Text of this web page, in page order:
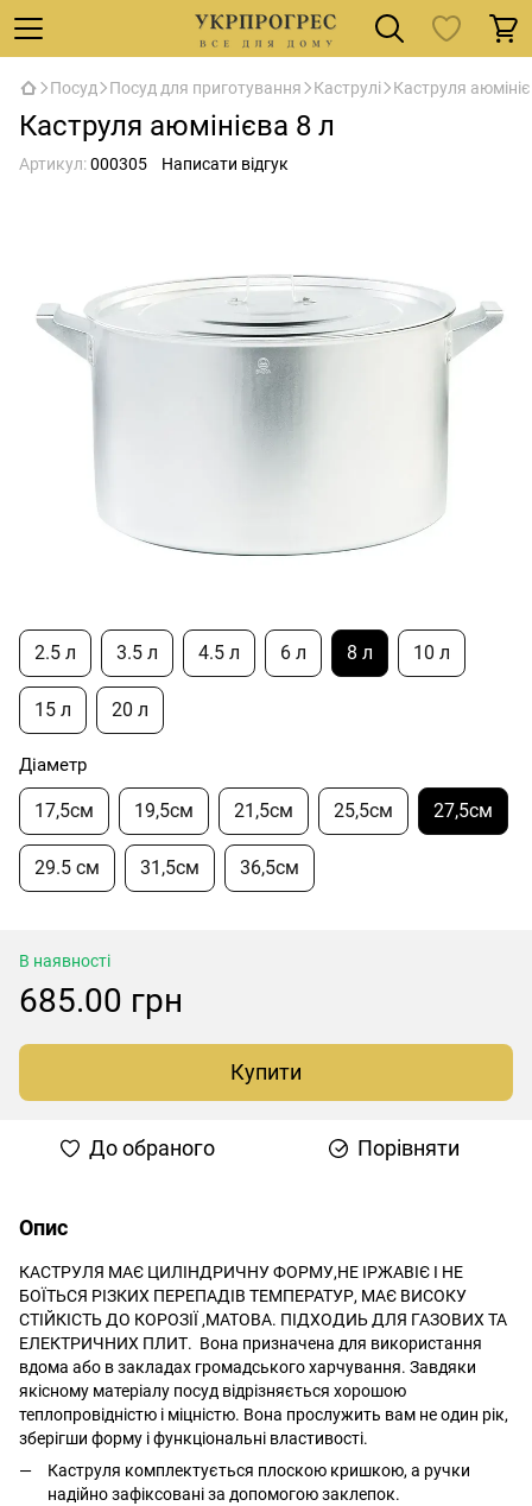
Посуд Посуд для приготування Каструлі Каструля
Каструля аюмінієва 8 л
Артикул:000305 Написати відгук
2.5 л 3.5 л 4.5 л 6 л 8 л 10 л
15 л 20 л
Діаметр
17,5см 19,5см 21,5см 25,5см 27,5см
29.5 см 31,5см 36,5см
В наявності
685.00 грн
Купити
До обраного Порівняти
Опис
КАСТРУЛЯ МАЄ ЦИЛІНДРИЧНУ ФОРМУ,НЕ ІРЖАВІЄ І НЕ
БОЇТЬСЯ РІЗКИХ ПЕРЕПАДІВ ТЕМПЕРАТУР, МАЄ ВИСОКУ
СТІЙКІСТЬ ДО КОРОЗІЇ ,МАТОВА. ПІДХОДИЬ ДЛЯ ГАЗОВИХ ТА
ЕЛЕКТРИЧНИХ ПЛИТ. Вона призначена для використання
вдома або в закладах громадського харчування. Завдяки
якісному матеріалу посуд відрізняється хорошою
теплопровідністю і міцністю. Вона прослужить вам не один рік,
зберігши форму і функціональні властивості.
Каструля комплектується плоскою кришкою, а ручки
надійно зафіксовані за допомогою заклепок.